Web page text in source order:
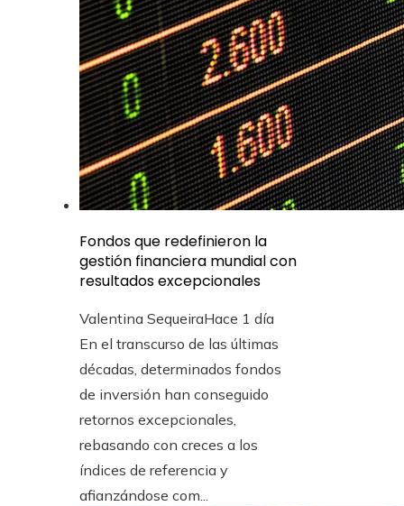
Fondos que redefinieron la
gestión financiera mundial con
resultados excepcionales
Valentina SequeiraHace 1 día
En el transcurso de las últimas
décadas, determinados fondos
de inversión han conseguido
retornos excepcionales,
rebasando con creces a los
índices de referencia y
afianzándose com...